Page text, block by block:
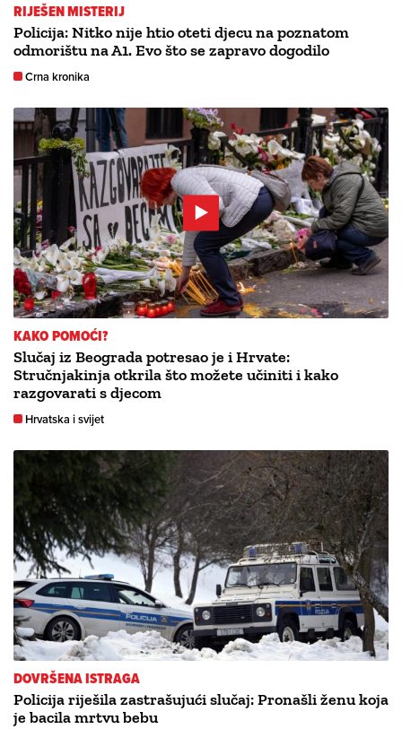
RIJEŠEN MISTERIJ
Policija: Nitko nije htio oteti djecu na poznatom
odmorištu na A1. Evo što se zapravo dogodilo
Crna kronika
KAKO POMOĆI?
Slučaj iz Beograda potresao je i Hrvate:
Stručnjakinja otkrila što možete učiniti i kako
razgovarati s djecom
Hrvatska i svijet
DOVRŠENA ISTRAGA
Policija riješila zastrašujući slučaj: Pronašli ženu koja
je bacila mrtvu bebu